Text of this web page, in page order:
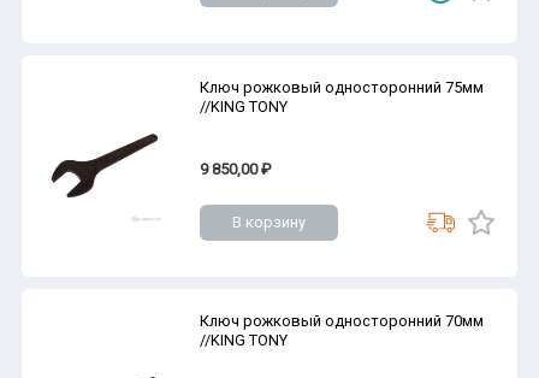
Ключ рожковый односторонний 75мм
//KING TONY
9 850,00 ₽
В корзину
Ключ рожковый односторонний 70мм
//KING TONY